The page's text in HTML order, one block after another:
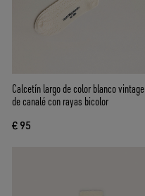
Calcetín largo de color blanco vintage
de canalé con rayas bicolor
€ 95